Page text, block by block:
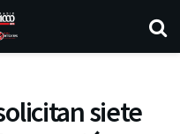
siete